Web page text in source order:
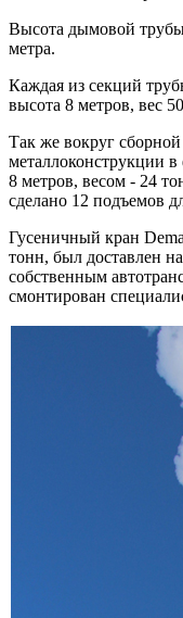
Высота дымовой
метра.
Каждая из секций
высота 8 метров, вес
Так же вокруг
металлоконструкции
8 метров, весом - 24
сделано 12 подъемов
Гусеничный кран
тонн, был доставлен
собственным
смонтирован